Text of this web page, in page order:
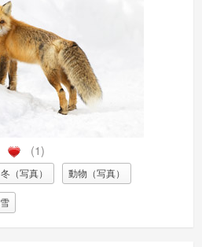
(1)
冬（写真） 動物（写真）
雪